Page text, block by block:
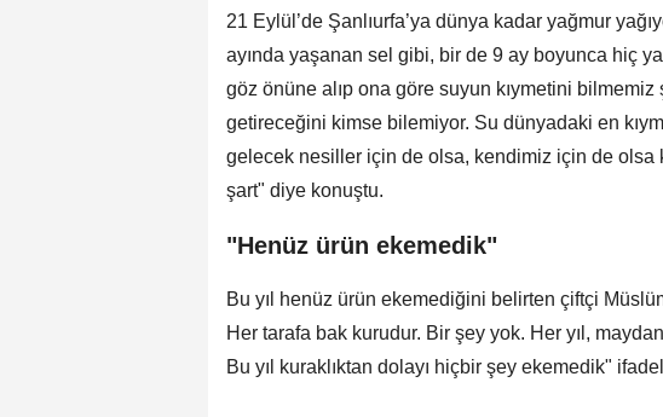
21 Eylül’de Şanlıurfa’ya dünya kadar yağmur
ayında yaşanan sel gibi, bir de 9 ay boyunca hiç
göz önüne alıp ona göre suyun kıymetini
getireceğini kimse bilemiyor. Su dünyadaki en
gelecek nesiller için de olsa, kendimiz için de olsa
şart" diye konuştu.
"Henüz ürün ekemedik"
Bu yıl henüz ürün ekemediğini belirten çiftçi
Her tarafa bak kurudur. Bir şey yok. Her yıl,
Bu yıl kuraklıktan dolayı hiçbir şey ekemedik"